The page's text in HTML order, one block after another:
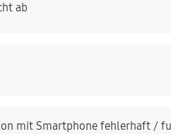
ab
mit Smartphone fehlerhaft /